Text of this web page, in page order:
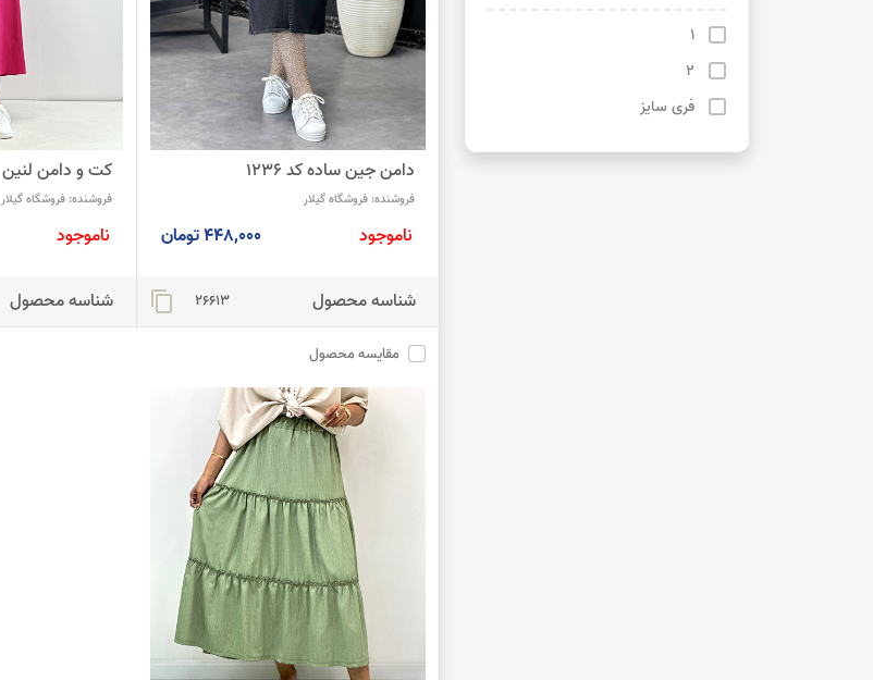
1
2
فری سایز
دامن جین ساده کد 1236
فروشنده: فروشگاه گیلار
448,000 تومان ناموجود
شناسه محصول 26613
content_copy
کت و دامن لنین
فروشنده: فروشگاه گیلار
ناموجود
شناسه محصول
مقایسه محصول